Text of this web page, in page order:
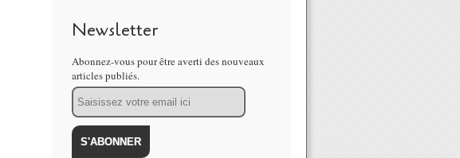
Newsletter
Abonnez-vous pour être averti des nouveaux
articles publiés.
Email